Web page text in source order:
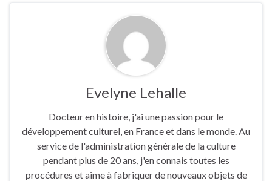
Evelyne Lehalle
Docteur en histoire, j'ai une passion pour le
développement culturel, en France et dans le monde. Au
service de l'administration générale de la culture
pendant plus de 20 ans, j'en connais toutes les
procédures et aime à fabriquer de nouveaux objets de